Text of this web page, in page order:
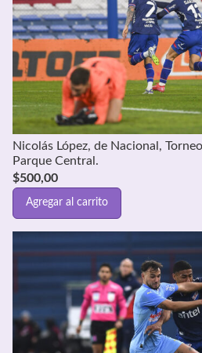
Nicolás López, de Nacional,
Parque Central.
$500,00
Agregar al carrito